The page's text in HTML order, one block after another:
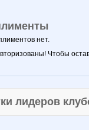
нет.
Чтобы
лидеров